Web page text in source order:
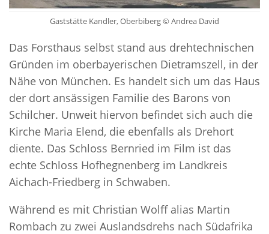
Gaststätte Kandler, Oberbiberg © Andrea David
Das Forsthaus selbst stand aus drehtechnischen
Gründen im oberbayerischen Dietramszell, in der
Nähe von München. Es handelt sich um das Haus
der dort ansässigen Familie des Barons von
Schilcher. Unweit hiervon befindet sich auch die
Kirche Maria Elend, die ebenfalls als Drehort
diente. Das Schloss Bernried im Film ist das
echte Schloss Hofhegnenberg im Landkreis
Aichach-Friedberg in Schwaben.
Während es mit Christian Wolff alias Martin
Rombach zu zwei Auslandsdrehs nach Südafrika